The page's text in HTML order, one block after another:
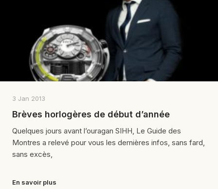
3 Jan 2013
Brèves horlogères de début d’année
Quelques jours avant l’ouragan SIHH, Le Guide des
Montres a relevé pour vous les dernières infos, sans fard,
sans excès,
En savoir plus